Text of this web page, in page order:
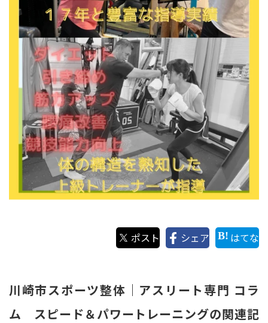
ポスト シェア はてな
川崎市スポーツ整体｜アスリート専門 コラ
ム スピード＆パワートレーニングの関連記